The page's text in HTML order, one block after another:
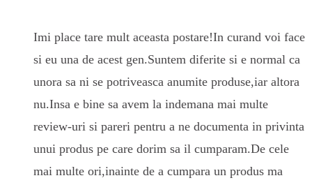
Imi place tare mult aceasta postare!In curand voi face
si eu una de acest gen.Suntem diferite si e normal ca
unora sa ni se potriveasca anumite produse,iar altora
nu.Insa e bine sa avem la indemana mai multe
review-uri si pareri pentru a ne documenta in privinta
unui produs pe care dorim sa il cumparam.De cele
mai multe ori,inainte de a cumpara un produs ma